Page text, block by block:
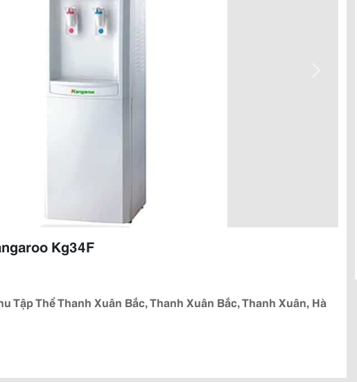
Kg34F
Tập Thể Thanh Xuân Bắc, Thanh Xuân Bắc, Thanh Xuân, Hà